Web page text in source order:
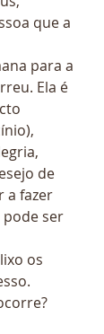
que a
para a
Ela é
de
a fazer
pode ser
os